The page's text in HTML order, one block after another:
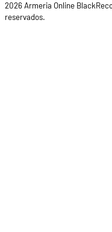
2026 Armeria Online
reservados.